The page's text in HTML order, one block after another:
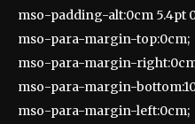
mso-padding-alt:0cm 5.4pt
mso-para-margin-top:0cm;
mso-para-margin-
mso-para-margin-
mso-para-margin-left:0cm;